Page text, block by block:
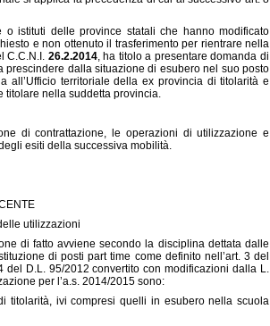
istituti delle province statali che hanno modificato
e non ottenuto il trasferimento per rientrare nella
C.C.N.I. 26.2.2014, ha titolo a presentare domanda di
dalla situazione di esubero nel suo posto
all’Ufficio territoriale della ex provincia di titolarità e
titolare nella suddetta provincia.
di contrattazione, le operazioni di utilizzazione e
esiti della successiva mobilità.
utilizzazioni
di fatto avviene secondo la disciplina dettata dalle
di posti part time come definito nell’art. 3 del
del D.L. 95/2012 convertito con modificazioni dalla L.
per l’a.s. 2014/2015 sono:
ivi compresi quelli in esubero nella scuola